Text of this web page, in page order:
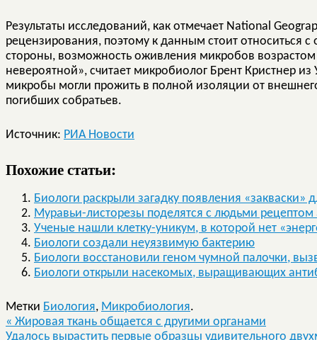
Результаты исследований, как отмечает National
рецензирования, поэтому к данным стоит относиться
стороны, возможность оживления микробов возрастом
невероятной», считает микробиолог Брент Кристнер
микробы могли прожить в полной изоляции от
погибших собратьев.
Источник: РИА Новости
Похожие статьи:
Биологи раскрыли загадку появления «закваски»
Муравьи-листорезы поделятся с людьми рецептом
Ученые нашли клетку-уникум, в которой нет
Биологи создали неуязвимую бактерию
Биологи восстановили геном чумной палочки,
Биологи открыли насекомых, выращивающих
Метки Биология, Микробиология.
« Жировая ткань общается с другими органами
Удалось вырастить первые образцы удивительного